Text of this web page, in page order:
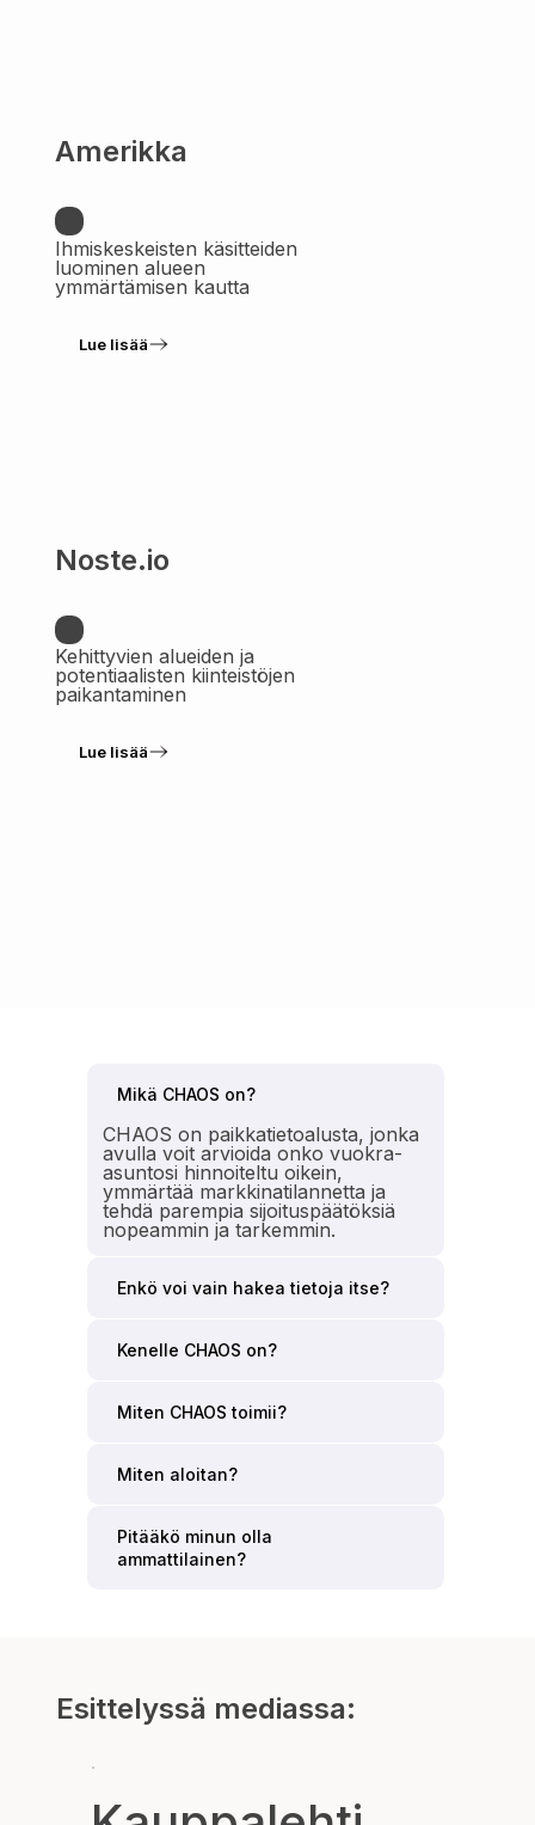
Esittelyssä mediassa:
Amerikka
Ihmiskeskeisten käsitteiden
luominen alueen
ymmärtämisen kautta
Lue lisää
Noste.io
Kehittyvien alueiden ja
potentiaalisten kiinteistöjen
paikantaminen
Lue lisää
Mikä CHAOS on?
CHAOS on paikkatietoalusta, jonka
avulla voit arvioida onko vuokra-
asuntosi hinnoiteltu oikein,
ymmärtää markkinatilannetta ja
tehdä parempia sijoituspäätöksiä
nopeammin ja tarkemmin.
Enkö voi vain hakea tietoja itse?
Kenelle CHAOS on?
Miten CHAOS toimii?
Miten aloitan?
Pitääkö minun olla
ammattilainen?